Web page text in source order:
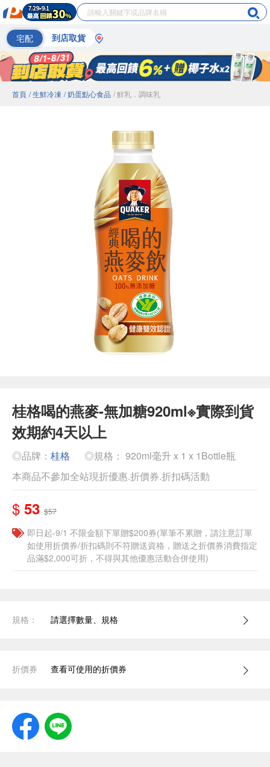
宅配 到店取貨
首頁 / 生鮮冷凍 / 奶蛋點心食品 / 鮮乳．調味乳
桂格喝的燕麥-無加糖920ml※實際到貨
效期約4天以上
◎品牌： 桂格
◎規格： 920ml毫升 x 1 x 1Bottle瓶
本商品不參加全站現折優惠.折價券.折扣碼活動
$ 53 $57
即日起-9/1 不限金額下單贈$200券(單筆不累贈，請注意訂單
如使用折價券/折扣碼則不符贈送資格，贈送之折價券消費指定
品滿$2,000可折，不得與其他優惠活動合併使用)
規格： 請選擇數量、規格
折價券 查看可使用的折價券